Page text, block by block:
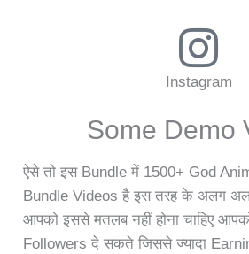
Instagram
Some Demo
ऐसे तो इस Bundle में 1500+ God
Bundle Videos है इस तरह के अलग
आपको इससे मतलब नहीं होना चाहिए
Followers दे सकते जिससे ज्यादा